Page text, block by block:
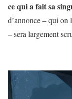
ce qui a fait sa
d’annonce – qui on
– sera largement